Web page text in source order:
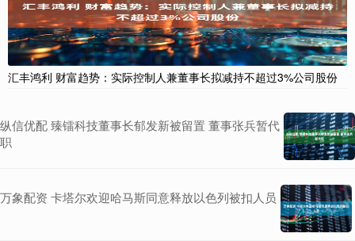
汇丰鸿利 财富趋势：实际控制人兼董事长拟减持不超过3%公司股份
纵信优配 臻镭科技董事长郁发新被留置 董事张兵暂代
职
万象配资 卡塔尔欢迎哈马斯同意释放以色列被扣人员